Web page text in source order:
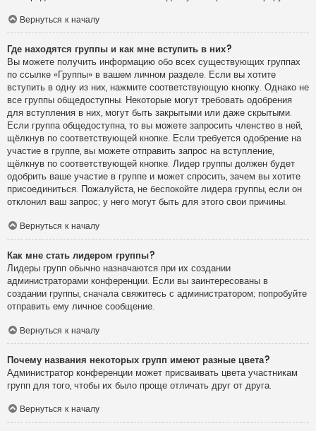
Вернуться к началу
Где находятся группы и как мне вступить в них?
Вы можете получить информацию обо всех существующих группах
по ссылке «Группы» в вашем личном разделе. Если вы хотите
вступить в одну из них, нажмите соответствующую кнопку. Однако не
все группы общедоступны. Некоторые могут требовать одобрения
для вступления в них, могут быть закрытыми или даже скрытыми.
Если группа общедоступна, то вы можете запросить членство в ней,
щёлкнув по соответствующей кнопке. Если требуется одобрение на
участие в группе, вы можете отправить запрос на вступление,
щёлкнув по соответствующей кнопке. Лидер группы должен будет
одобрить ваше участие в группе и может спросить, зачем вы хотите
присоединиться. Пожалуйста, не беспокойте лидера группы, если он
отклонил ваш запрос; у него могут быть для этого свои причины.
Вернуться к началу
Как мне стать лидером группы?
Лидеры групп обычно назначаются при их создании
администраторами конференции. Если вы заинтересованы в
создании группы, сначала свяжитесь с администратором; попробуйте
отправить ему личное сообщение.
Вернуться к началу
Почему названия некоторых групп имеют разные цвета?
Администратор конференции может присваивать цвета участникам
групп для того, чтобы их было проще отличать друг от друга.
Вернуться к началу